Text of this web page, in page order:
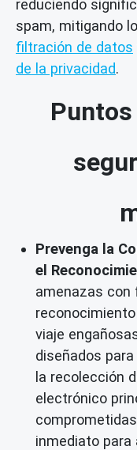
reduciendo
spam, mitigando
filtración de datos
de la privacidad.
Prevenga la
el
amenazas con
viaje
diseñados
la recolección
electrónico
inmediato para